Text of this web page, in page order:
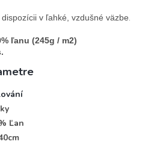
v ľahké, vzdušné väzbe.
ľanu (245g / m2)
Ľan